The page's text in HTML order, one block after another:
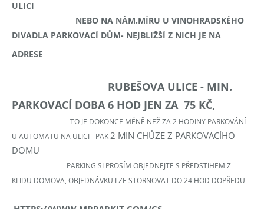
ULICI
NEBO NA NÁM.MÍRU U VINOHRADSKÉHO
DIVADLA PARKOVACÍ DŮM- NEJBLIŽŠÍ Z NICH JE NA
ADRESE
RUBEŠOVA ULICE - MIN.
PARKOVACÍ DOBA 6 HOD JEN ZA 75 KČ,
TO JE DOKONCE MÉNĚ NEŽ ZA 2 HODINY PARKOVÁNÍ
U AUTOMATU NA ULICI - PAK2 MIN CHŮZE Z PARKOVACÍHO
DOMU
PARKING SI PROSÍM OBJEDNEJTE S PŘEDSTIHEM Z
KLIDU DOMOVA, OBJEDNÁVKU LZE STORNOVAT DO 24 HOD DOPŘEDU